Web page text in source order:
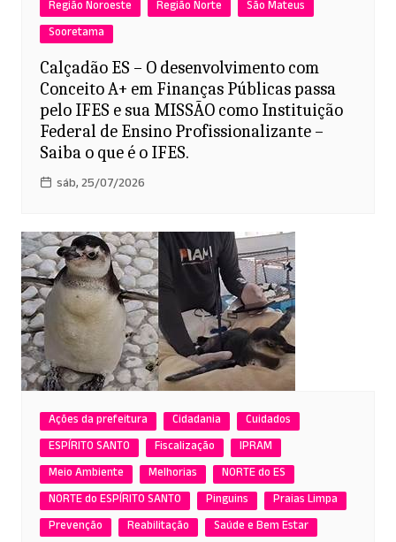
Região Noroeste Região Norte
São Mateus
Sooretama
Calçadão ES – O desenvolvimento com
Conceito A+ em Finanças Públicas passa
pelo IFES e sua MISSÃO como Instituição
Federal de Ensino Profissionalizante –
Saiba o que é o IFES.
sáb, 25/07/2026
Ações da prefeitura Cidadania
Cuidados
ESPÍRITO SANTO
Fiscalização
IPRAM
Meio Ambiente
Melhorias
NORTE do ES
NORTE do ESPÍRITO SANTO
Pinguins
Praias Limpa
Prevenção
Reabilitação
Saúde e Bem Estar